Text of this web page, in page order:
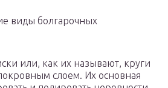
виды болгарочных
или, как их называют, круги
слоем. Их основная